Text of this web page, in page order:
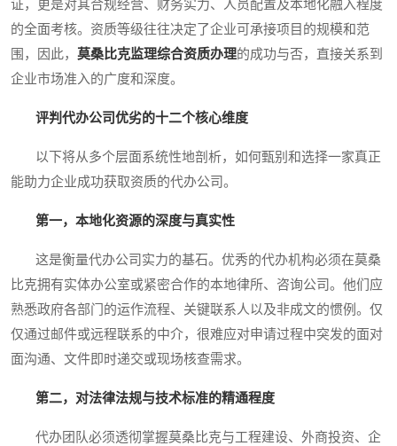
证，更是对其合规经营、财务实力、人员配置及本地化融入程度
的全面考核。资质等级往往决定了企业可承接项目的规模和范
围，因此， 莫桑比克监理综合资质办理的成功与否，直接关系到
企业市场准入的广度和深度。
评判代办公司优劣的十二个核心维度
以下将从多个层面系统性地剖析，如何甄别和选择一家真正
能助力企业成功获取资质的代办公司。
第一，本地化资源的深度与真实性
这是衡量代办公司实力的基石。优秀的代办机构必须在莫桑
比克拥有实体办公室或紧密合作的本地律所、咨询公司。他们应
熟悉政府各部门的运作流程、关键联系人以及非成文的惯例。仅
仅通过邮件或远程联系的中介，很难应对申请过程中突发的面对
面沟通、文件即时递交或现场核查需求。
第二，对法律法规与技术标准的精通程度
代办团队必须透彻掌握莫桑比克与工程建设、外商投资、企